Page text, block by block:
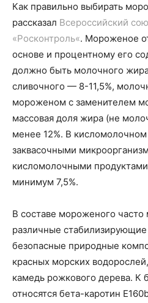
Как правильно выбирать
рассказал Всероссийский
«Росконтроль«. Мороженое
основе и процентному его
должно быть молочного
сливочного — 8-11,5%,
мороженом с заменителем
массовая доля жира (не
менее 12%. В
заквасочными
кисломолочными
минимум 7,5%.
В составе мороженого часто
различные стабилизирующие
безопасные природные
красных морских водорослей,
камедь рожкового дерева. К
относятся бета-каротин